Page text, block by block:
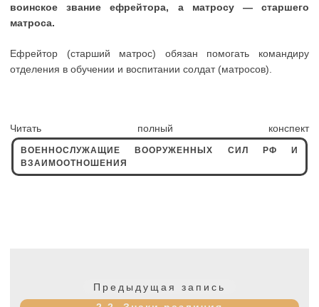
воинское звание ефрейтора, а матросу — старшего
матроса.
Ефрейтор (старший матрос) обязан помогать командиру
отделения в обучении и воспитании солдат (матросов).
Читать полный конспект
ВОЕННОСЛУЖАЩИЕ ВООРУЖЕННЫХ СИЛ РФ И
ВЗАИМООТНОШЕНИЯ
Предыдущая запись
запись: